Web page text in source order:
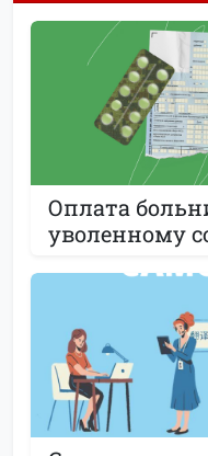
Оплата
уволенному